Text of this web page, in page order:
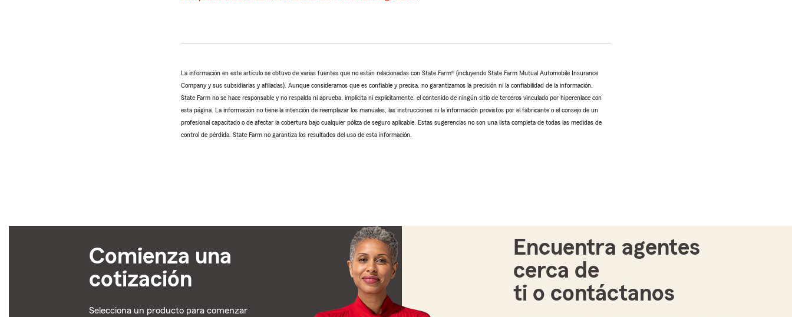
La información en este artículo se obtuvo de varias fuentes que no están relacionadas con State Farm® (incluyendo State Farm Mutual Automobile Insurance
Company y sus subsidiarias y afiliadas). Aunque consideramos que es confiable y precisa, no garantizamos la precisión ni la confiabilidad de la información.
State Farm no se hace responsable y no respalda ni aprueba, implícita ni explícitamente, el contenido de ningún sitio de terceros vinculado por hiperenlace con
esta página. La información no tiene la intención de reemplazar los manuales, las instrucciones ni la información provistos por el fabricante o el consejo de un
profesional capacitado o de afectar la cobertura bajo cualquier póliza de seguro aplicable. Estas sugerencias no son una lista completa de todas las medidas de
control de pérdida. State Farm no garantiza los resultados del uso de esta información.
Comienza una
cotización
Selecciona un producto para comenzar
Encuentra agentes
cerca de
ti o contáctanos